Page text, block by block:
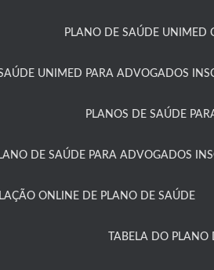
PLANO DE SAÚDE UNIMED
UNIMED PARA ADVOGADOS
PLANOS DE SAÚDE
DE SAÚDE PARA ADVOGADOS
ONLINE DE PLANO DE SAÚDE
TABELA DO